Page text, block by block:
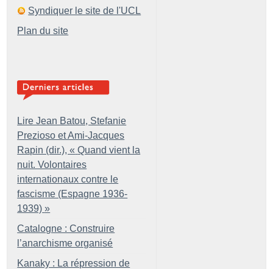
Syndiquer le site de l'UCL
Plan du site
Lire Jean Batou, Stefanie
Prezioso et Ami-Jacques
Rapin (dir.), « Quand vient la
nuit. Volontaires
internationaux contre le
fascisme (Espagne 1936-
1939) »
Catalogne : Construire
l’anarchisme organisé
Kanaky : La répression de